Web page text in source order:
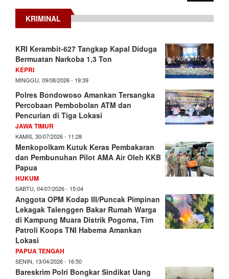
KRIMINAL
KRI Kerambit-627 Tangkap Kapal Diduga
Bermuatan Narkoba 1,3 Ton
KEPRI
MINGGU, 09/08/2026 - 19:39
Polres Bondowoso Amankan Tersangka
Percobaan Pembobolan ATM dan
Pencurian di Tiga Lokasi
JAWA TIMUR
KAMIS, 30/07/2026 - 11:28
Menkopolkam Kutuk Keras Pembakaran
dan Pembunuhan Pilot AMA Air Oleh KKB
Papua
HUKUM
SABTU, 04/07/2026 - 15:04
Anggota OPM Kodap III/Puncak Pimpinan
Lekagak Talenggen Bakar Rumah Warga
di Kampung Muara Distrik Pogoma, Tim
Patroli Koops TNI Habema Amankan
Lokasi
PAPUA TENGAH
SENIN, 13/04/2026 - 16:50
Bareskrim Polri Bongkar Sindikat Uang